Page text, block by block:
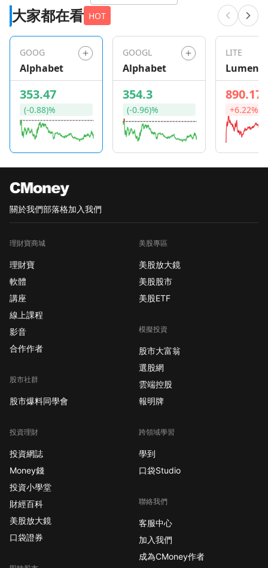
大家都在看 HOT
GOOG
Alphabet
353.47
(-0.88)%
GOOGL
Alphabet
354.3
(-0.96)%
LITE
890.17
+6.22%
關於我們部落格加入我們
理財寶商城
理財寶
軟體
講座
線上課程
影音
合作作者
股市社群
股市爆料同學會
投資理財
投資網誌
Money錢
投資小學堂
財經百科
美股放大鏡
口袋證券
美股專區
美股放大鏡
美股股市
美股ETF
模擬投資
股市大富翁
選股網
雲端控股
報明牌
跨領域學習
學到
口袋Studio
聯絡我們
客服中心
加入我們
成為CMoney作者